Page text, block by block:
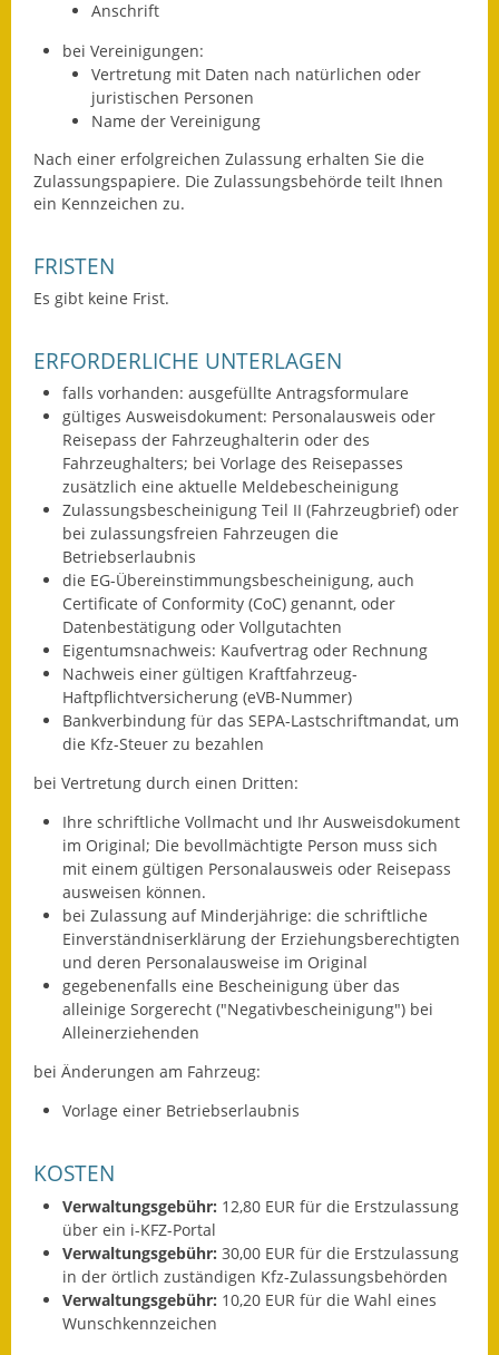
Gemeinderat
Sitzungsberichte 2015
Sitzungsberichte 2016
Sitzungsberichte 2020
Gemeindeverwaltung
Haushalt & Finanzen
Eröffnungsbilanz
Abwassergebühr
Grundsteuerreform
Haushaltspläne
Jahresabschlüsse
Wasserversorgung
Heiraten in Notzingen
Notruftafel
Ortsrecht
Was erledige ich wo?
Bauwasser/Wasser/Abwasser
Anschrift
bei Vereinigungen:
Vertretung mit Daten nach natürlichen oder
juristischen Personen
Name der Vereinigung
Nach einer erfolgreichen Zulassung erhalten Sie die
Zulassungspapiere. Die Zulassungsbehörde teilt Ihnen
ein Kennzeichen zu.
FRISTEN
Es gibt keine Frist.
ERFORDERLICHE UNTERLAGEN
falls vorhanden: ausgefüllte Antragsformulare
gültiges Ausweisdokument: Personalausweis oder
Reisepass der Fahrzeughalterin oder des
Fahrzeughalters; bei Vorlage des Reisepasses
zusätzlich eine aktuelle Meldebescheinigung
Zulassungsbescheinigung Teil II (Fahrzeugbrief) oder
bei zulassungsfreien Fahrzeugen die
Betriebserlaubnis
die EG-Übereinstimmungsbescheinigung, auch
Certificate of Conformity (CoC) genannt, oder
Datenbestätigung oder Vollgutachten
Eigentumsnachweis: Kaufvertrag oder Rechnung
Nachweis einer gültigen Kraftfahrzeug-
Haftpflichtversicherung (eVB-Nummer)
Bankverbindung für das SEPA-Lastschriftmandat, um
die Kfz-Steuer zu bezahlen
bei Vertretung durch einen Dritten:
Ihre schriftliche Vollmacht und Ihr Ausweisdokument
im Original; Die bevollmächtigte Person muss sich
mit einem gültigen Personalausweis oder Reisepass
ausweisen können.
bei Zulassung auf Minderjährige: die schriftliche
Einverständniserklärung der Erziehungsberechtigten
und deren Personalausweise im Original
gegebenenfalls eine Bescheinigung über das
alleinige Sorgerecht ("Negativbescheinigung") bei
Alleinerziehenden
bei Änderungen am Fahrzeug:
Vorlage einer Betriebserlaubnis
KOSTEN
Verwaltungsgebühr: 12,80 EUR für die Erstzulassung
über ein i-KFZ-Portal
Verwaltungsgebühr: 30,00 EUR für die Erstzulassung
in der örtlich zuständigen Kfz-Zulassungsbehörden
Verwaltungsgebühr: 10,20 EUR für die Wahl eines
Wunschkennzeichen